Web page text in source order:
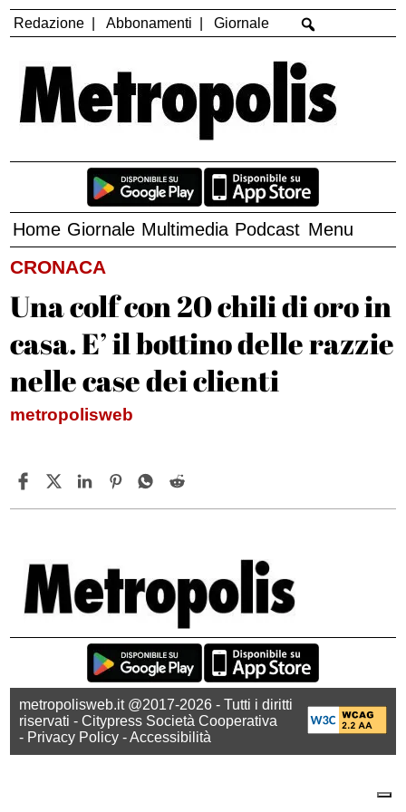
Redazione Abbonamenti Giornale
Home Giornale Multimedia Podcast Menu
CRONACA
Una colf con 20 chili di oro in
casa. E’ il bottino delle razzie
nelle case dei clienti
metropolisweb
metropolisweb.it @2017-2026 - Tutti i diritti
riservati - Citypress Società Cooperativa
- Privacy Policy -Accessibilità